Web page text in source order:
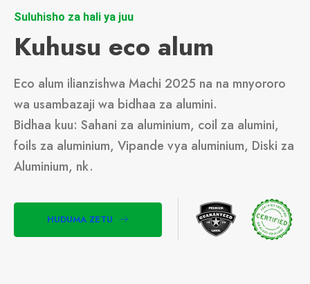
Suluhisho za hali ya juu
Kuhusu eco alum
Eco alum ilianzishwa Machi 2025 na na mnyororo
wa usambazaji wa bidhaa za alumini.
Bidhaa kuu: Sahani za aluminium, coil za alumini,
foils za aluminium, Vipande vya aluminium, Diski za
Aluminium, nk.
HUDUMA ZETU